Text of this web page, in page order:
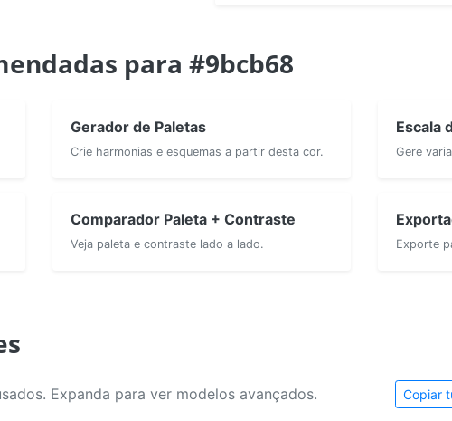
para #9bcb68
Gerador de Paletas
Crie harmonias e esquemas a partir desta cor.
Escala
Gere
Comparador Paleta + Contraste
Veja paleta e contraste lado a lado. Exporte
Expanda para ver modelos avançados. Copiar